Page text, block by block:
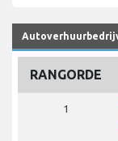
RANGORDE
1